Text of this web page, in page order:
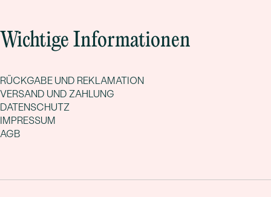
Wichtige Informationen
RÜCKGABE UND REKLAMATION
VERSAND UND ZAHLUNG
DATENSCHUTZ
IMPRESSUM
AGB